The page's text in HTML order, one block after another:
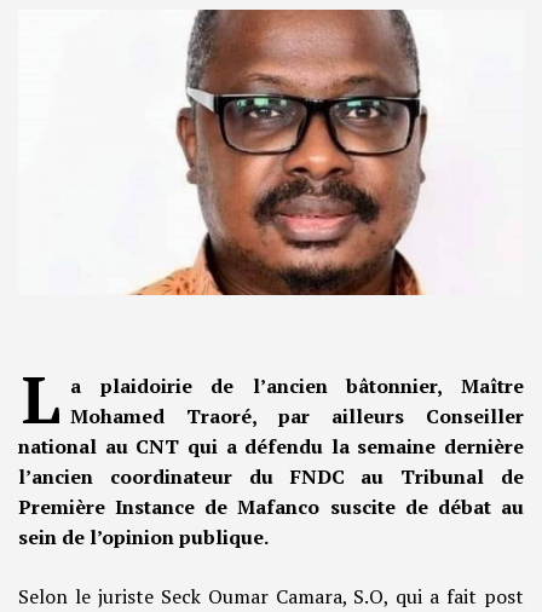
L a plaidoirie de l’ancien bâtonnier, Maître
Mohamed Traoré, par ailleurs Conseiller
national au CNT qui a défendu la semaine dernière
l’ancien coordinateur du FNDC au Tribunal de
Première Instance de Mafanco suscite de débat au
sein de l’opinion publique.
Selon le juriste Seck Oumar Camara, S.O, qui a fait post